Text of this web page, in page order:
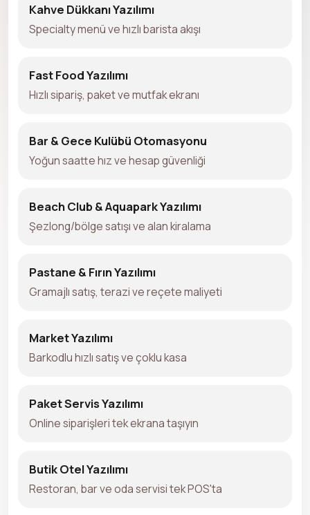
Kahve Dükkanı Yazılımı
Specialty menü ve hızlı barista akışı
Fast Food Yazılımı
Hızlı sipariş, paket ve mutfak ekranı
Bar & Gece Kulübü Otomasyonu
Yoğun saatte hız ve hesap güvenliği
Beach Club & Aquapark Yazılımı
Şezlong/bölge satışı ve alan kiralama
Pastane & Fırın Yazılımı
Gramajlı satış, terazi ve reçete maliyeti
Market Yazılımı
Barkodlu hızlı satış ve çoklu kasa
Paket Servis Yazılımı
Online siparişleri tek ekrana taşıyın
Butik Otel Yazılımı
Restoran, bar ve oda servisi tek POS'ta